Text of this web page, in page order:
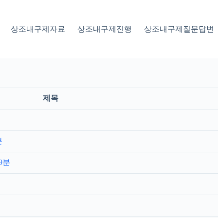
상조내구제자료 상조내구제진행 상조내구제질문답변
제목
분